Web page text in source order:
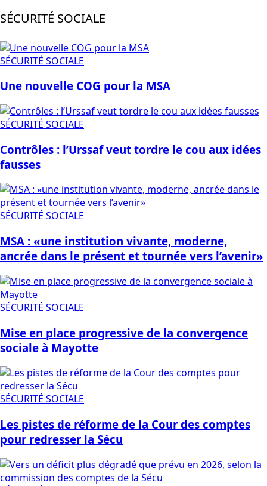
SÉCURITÉ SOCIALE
SÉCURITÉ SOCIALE
Une nouvelle COG pour la MSA
SÉCURITÉ SOCIALE
Contrôles : l’Urssaf veut tordre le cou aux idées
fausses
SÉCURITÉ SOCIALE
MSA : «une institution vivante, moderne,
ancrée dans le présent et tournée vers l’avenir»
SÉCURITÉ SOCIALE
Mise en place progressive de la convergence
sociale à Mayotte
SÉCURITÉ SOCIALE
Les pistes de réforme de la Cour des comptes
pour redresser la Sécu